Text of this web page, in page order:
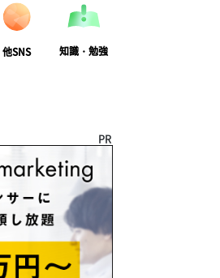
他SNS 知識・勉強
PR